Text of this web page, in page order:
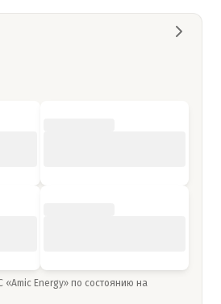
Energy» по состоянию на